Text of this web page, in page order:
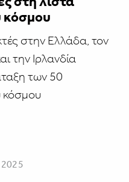
κόσμου
στην Ελλάδα, τον
την Ιρλανδία
των 50
κόσμου
2025